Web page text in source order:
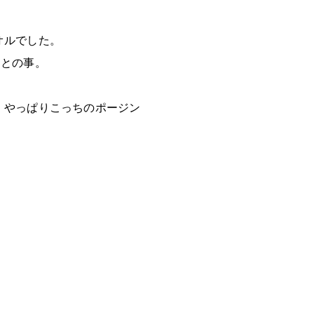
でした。
の事。
っぱりこっちのポージン